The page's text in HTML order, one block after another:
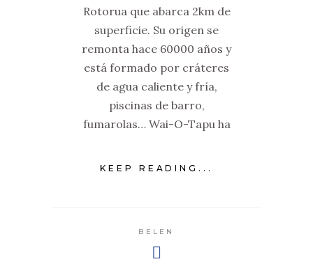
Rotorua que abarca 2km de
superficie. Su origen se
remonta hace 60000 años y
está formado por cráteres
de agua caliente y fría,
piscinas de barro,
fumarolas… Wai-O-Tapu ha
KEEP READING...
BELEN